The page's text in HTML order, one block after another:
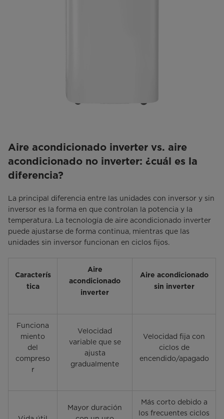
Aire acondicionado inverter vs. aire
acondicionado no inverter: ¿cuál es la
diferencia?
La principal diferencia entre las unidades con inversor y sin
inversor es la forma en que controlan la potencia y la
temperatura. La tecnología de aire acondicionado inverter
puede ajustarse de forma continua, mientras que las
unidades sin inversor funcionan en ciclos fijos.
Caracterís
tica
Aire
acondicionado
inverter
Aire acondicionado
sin inverter
Funciona
miento
del
compreso
r
Velocidad
variable que se
ajusta
gradualmente
Velocidad fija con
ciclos de
encendido/apagado
Mayor duración
Más corto debido a
los frecuentes ciclos